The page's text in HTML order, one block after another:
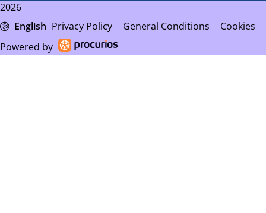
2026
English Privacy Policy General Conditions
Cookies
Powered by